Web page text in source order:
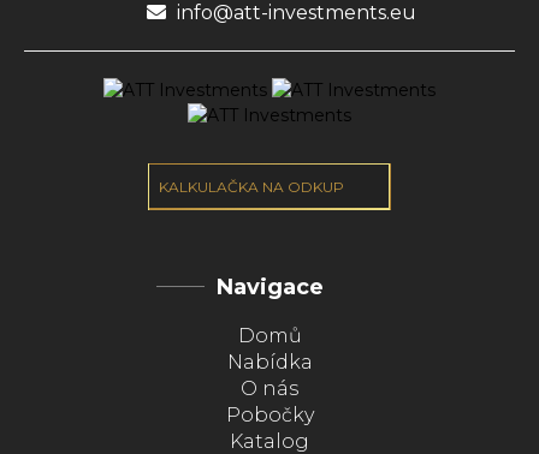
info@att-investments.eu
KALKULAČKA NA ODKUP
Navigace
Domů
Nabídka
O nás
Pobočky
Katalog